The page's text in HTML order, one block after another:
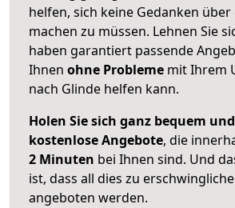
helfen, sich keine Gedanken über
machen zu müssen. Lehnen Sie
haben garantiert passende
Ihnen ohne Probleme mit Ihrem
nach Glinde helfen kann.
Holen Sie sich ganz bequem
kostenlose Angebote, die
2 Minuten bei Ihnen sind. Und
ist, dass all dies zu
angeboten werden.